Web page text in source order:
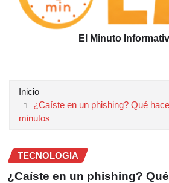
El Minuto
Inicio
¿Caíste en un phishing? Qué
minutos
TECNOLOGIA
¿Caíste en un phishing?